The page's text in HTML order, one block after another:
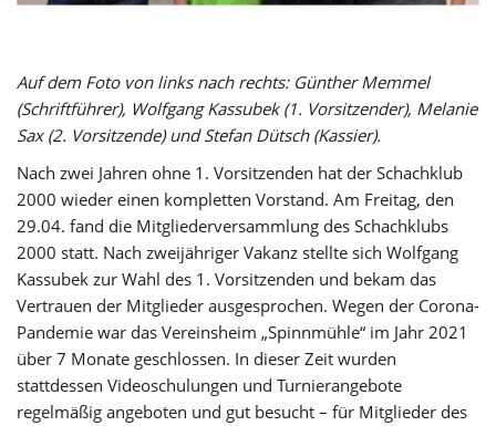
Auf dem Foto von links nach rechts: Günther Memmel
(Schriftführer), Wolfgang Kassubek (1. Vorsitzender), Melanie
Sax (2. Vorsitzende) und Stefan Dütsch (Kassier).
Nach zwei Jahren ohne 1. Vorsitzenden hat der Schachklub
2000 wieder einen kompletten Vorstand. Am Freitag, den
29.04. fand die Mitgliederversammlung des Schachklubs
2000 statt. Nach zweijähriger Vakanz stellte sich Wolfgang
Kassubek zur Wahl des 1. Vorsitzenden und bekam das
Vertrauen der Mitglieder ausgesprochen. Wegen der Corona-
Pandemie war das Vereinsheim „Spinnmühle“ im Jahr 2021
über 7 Monate geschlossen. In dieser Zeit wurden
stattdessen Videoschulungen und Turnierangebote
regelmäßig angeboten und gut besucht – für Mitglieder des